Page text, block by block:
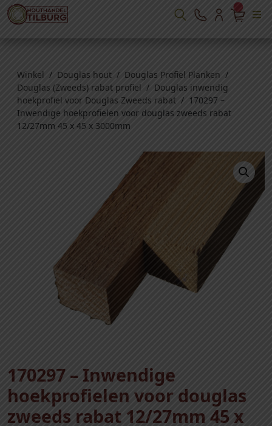
Winkel / Douglas hout / Douglas Profiel Planken /
Douglas (Zweeds) rabat profiel / Douglas inwendig
hoekprofiel voor Douglas Zweeds rabat / 170297 –
Inwendige hoekprofielen voor douglas zweeds rabat
12/27mm 45 x 45 x 3000mm
170297 – Inwendige
hoekprofielen voor douglas
zweeds rabat 12/27mm 45 x